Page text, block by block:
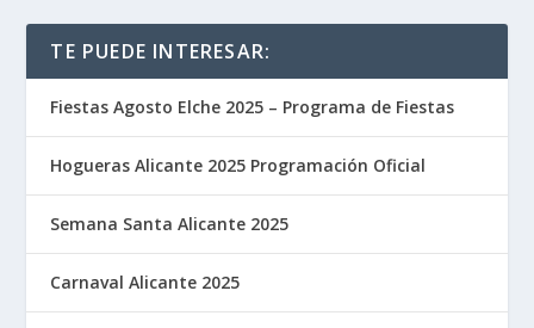
TE PUEDE INTERESAR:
Fiestas Agosto Elche 2025 – Programa de Fiestas
Hogueras Alicante 2025 Programación Oficial
Semana Santa Alicante 2025
Carnaval Alicante 2025